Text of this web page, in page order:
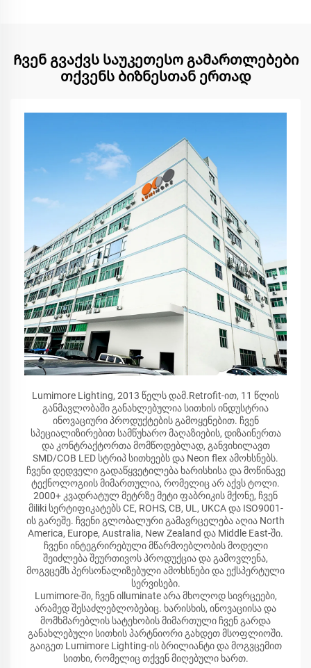
Ჩვენ გვაქვს საუკეთესო გამართლებები
თქვენს ბიზნესთან ერთად
Lumimore Lighting, 2013 წელს დამ.Retrofit-ით, 11 წლის
განმავლობაში განახლებულია სითხის ინდუსტრია
ინოვაციური პროდუქტების გამოყენებით. ჩვენ
სპეციალიზირებით სამწუხარო მაღაზიების, დიზაინერთა
და კონტრაქტორთა მომწოდებლად, განვიხილავთ
SMD/COB LED სტრიპ სითხეებს და Neon flex ამოხსნებს.
ჩვენი დედველი გადაწყვეტილება ხარისხისა და მოწინავე
ტექნოლოგიის მიმართულია, რომელიც არ აქვს ტოლი.
2000+ კვადრატულ მეტრზე მეტი ფაბრიკის მქონე, ჩვენ
მiliki სერტიფიკატებს CE, ROHS, CB, UL, UKCA და ISO9001-
ის გარეშე. ჩვენი გლობალური გამავრცელება აღია North
America, Europe, Australia, New Zealand და Middle East-ში.
ჩვენი ინტეგრირებული მწარმოებლობის მოდელი
შეიძლება შეურთივოს პროდუქცია და გამოვლენა,
მოგვცემს პერსონალიზებული ამოხსნები და ექსპერტული
სერვისები.
Lumimore-ში, ჩვენ იlluminate არა მხოლოდ სივრცეები,
არამედ შესაძლებლობებიც. ხარისხის, ინოვაციისა და
მომხმარებლის სატეხობის მიმართული ჩვენ გარდა
განახლებული სითხის პარტნიორი გახდეთ მსოფლიოში.
გაიგეთ Lumimore Lighting-ის ბრილიანტი და მოგვცემით
სითხი, რომელიც თქვენ მიღებული ხართ.